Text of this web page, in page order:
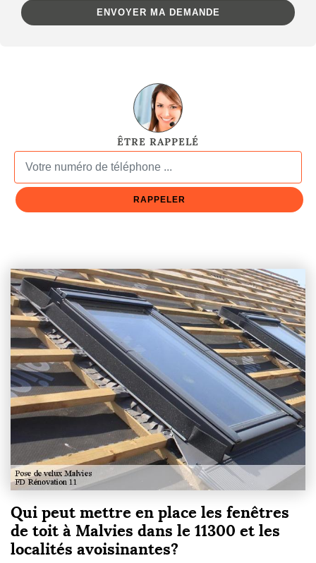
ÊTRE RAPPELÉ
Qui peut mettre en place les fenêtres
de toit à Malvies dans le 11300 et les
localités avoisinantes?